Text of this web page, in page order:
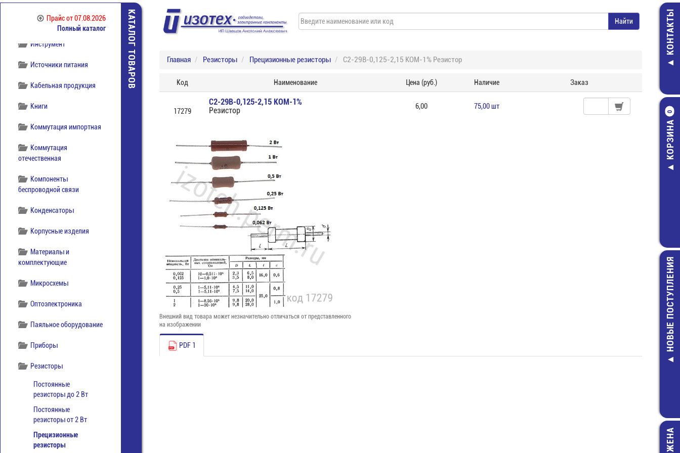
Прайсот 07.08.2026
Полный каталог
Диоды
Индикаторы и дисплеи
Инструмент
Источники питания
Кабельная продукция
Книги
Коммутация импортная
Коммутация
отечественная
Компоненты
беспроводной связи
Конденсаторы
Корпусные изделия
Материалы и
комплектующие
Микросхемы
Оптоэлектроника
Паяльное оборудование
Приборы
Резисторы
Постоянные
резисторы до 2 Вт
Постоянные
резисторы от 2 Вт
Прецизионные
резисторы
КАТАЛОГ ТОВАРОВ КОНТАКТЫ
КОРЗИНА
0
МКА-10110
Геркон
49,00 руб.
НОВЫЕ ПОСТУПЛЕНИЯ
Главная Резисторы Прецизионные резисторы С2-29В-0,125-2,15 КОМ-1% Резистор
Код Наименование Цена (руб.) Наличие Заказ
17279
С2-29В-0,125-2,15 КОМ-1%
Резистор
6,00 75,00 шт
Внешний вид товара может незначительно отличаться от представленного
на изображении
PDF 1